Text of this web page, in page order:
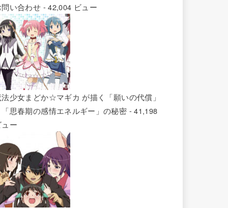
い合わせ - 42,004 ビュー
少女まどか☆マギカ が描く「願いの代償」
思春期の感情エネルギー」の秘密 - 41,198
ー